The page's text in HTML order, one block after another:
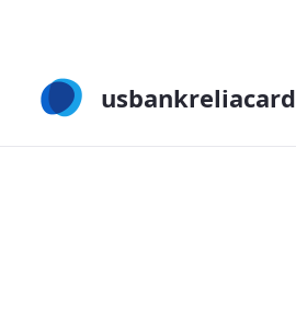
usbankreliacard